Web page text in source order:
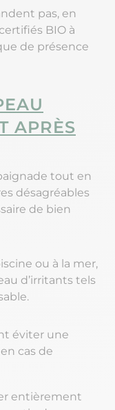
pas, en
BIO à
de présence
APRÈS
tout en
désagréables
de bien
ou à la mer,
d’irritants tels
éviter une
cas de
entièrement